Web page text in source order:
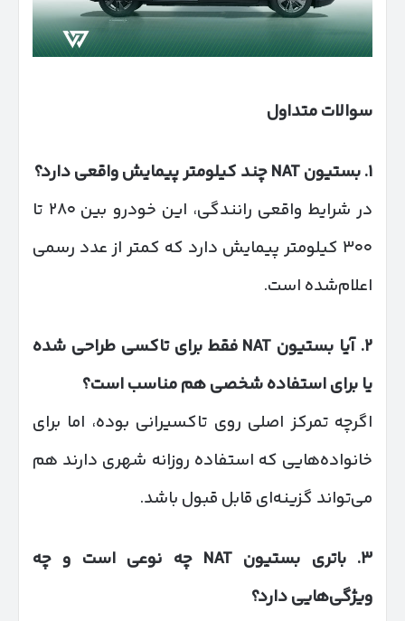
سوالات متداول
۱.بستیون
چند کیلومتر پیمایش واقعی دارد؟
در شرایط واقعی رانندگی، این خودرو بین ۲۸۰ تا
۳۰۰ کیلومتر پیمایش دارد که کمتر از عدد رسمی
اعلام‌شده است.
۲.آیا بستیون
فقط برای تاکسی طراحی شده
یا برای استفاده شخصی هم مناسب است؟
اگرچه تمرکز اصلی روی تاکسیرانی بوده، اما برای
خانواده‌هایی که استفاده روزانه شهری دارند هم
می‌تواند گزینه‌ای قابل قبول باشد.
۳.باتری بستیون NAT
چه نوعی است و چه
ویژگی‌هایی دارد؟